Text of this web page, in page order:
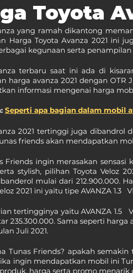
Toyota
yang ramah dikantong
Harga Toyota Avanza 2021 ini
kegunaan serta
terbaru saat ini ada di
harga avanza 2021 dengan
informasi mengenai harga
Seperti apa bagian dalam mobil
2021 tertinggi juga dibandrol
friends akan mendapatkan
Friends ingin merasakan
stylish, pilihan Toyota Veloz
mulai dari 212.900.000.
2021 ini yaitu tipe AVANZA 1.3
tertingginya yaitu AVANZA 1.5
235.300.000. Sama seperti harga
Juli 2021.
Tunas Friends? apakah
ingin mendapatkan mobil ini
harga serta promo menarik